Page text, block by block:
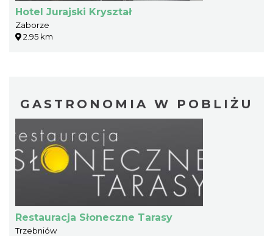
Hotel Jurajski Kryształ
Zaborze
2.95 km
GASTRONOMIA W POBLIŻU
Restauracja Słoneczne Tarasy
Trzebniów